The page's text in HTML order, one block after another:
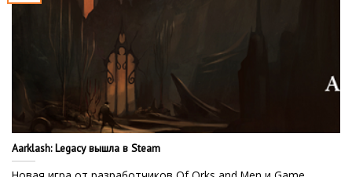
Aarklash: Legacy вышла в Steam